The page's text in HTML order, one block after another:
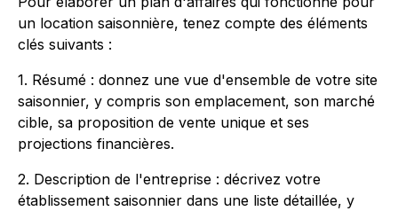
un location saisonnière, tenez compte des éléments
clés suivants :
1. Résumé : donnez une vue d'ensemble de votre site
saisonnier, y compris son emplacement, son marché
cible, sa proposition de vente unique et ses
projections financières.
2. Description de l'entreprise : décrivez votre
établissement saisonnier dans une liste détaillée, y